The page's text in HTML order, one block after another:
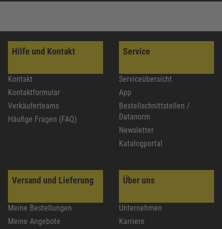
Hilfe und Kontakt
Kontakt
Kontaktformular
Verkäuferteams
Häufige Fragen (FAQ)
Service
Serviceübersicht
App
Bestellschnittstellen /
Datanorm
Newsletter
Katalogportal
Versand und Lieferung
Meine Bestellungen
Meine Angebote
Über uns
Unternehmen
Karriere